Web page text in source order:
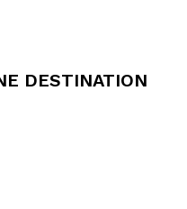
DESTINATION